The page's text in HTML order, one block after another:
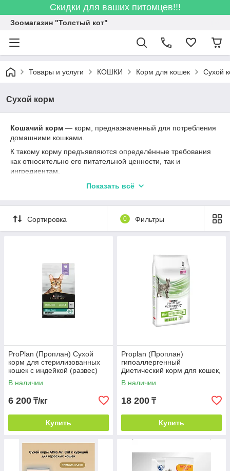
Скидки для ваших питомцев!!!
Зоомагазин "Толстый кот"
Товары и услуги КОШКИ Корм для кошек Сухой
Сухой корм
Кошачий корм — корм, предназначенный для потребления
домашними кошками.
К такому корму предъявляются определённые требования
как относительно его питательной ценности, так и
ингредиентам.
Сухой корм производится в основном путём экструзии, под
Владельцы животных могут отдать предпочтение тому или
иному корму в зависимости от цены и удобства.
Кроме того, что сухой кошачий корм в большинстве
течение нескольких дней, находясь в миске.
Показать всё
Сортировка 0 Фильтры
ProPlan (Проплан) Сухой
корм для стерилизованных
кошек с индейкой (развес)
В наличии
6 200 ₸/кг
Купить
Proplan (Проплан)
гипоаллергенный
Диетический корм для кошек,
1,3 кг
В наличии
18 200 ₸
Купить